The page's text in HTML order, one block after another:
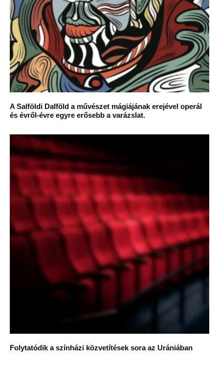
A Salföldi Dalföld a művészet mágiájának erejével operál
és évről-évre egyre erősebb a varázslat.
Folytatódik a színházi közvetítések sora az Urániában